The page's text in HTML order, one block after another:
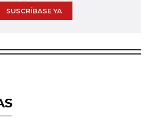
SUSCRÍBASE YA